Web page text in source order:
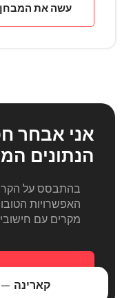
עשה את המבחן
אני אבחר
הנתונים
בהתבסס על
מקרים עם
בחירת אובייקט
קארינה —